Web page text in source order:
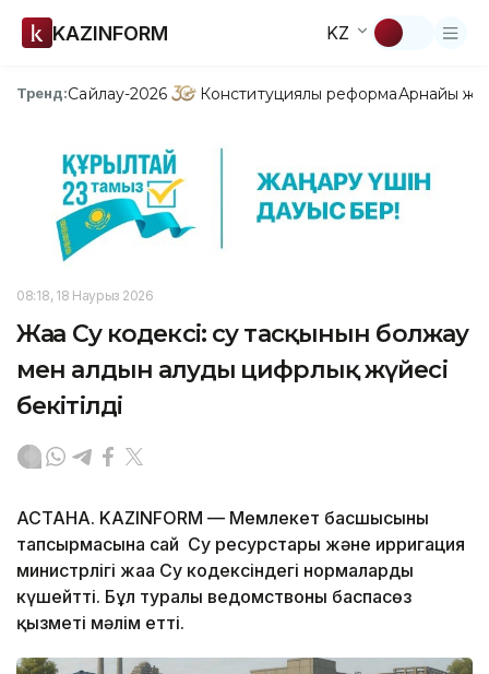
KAZINFORM KZ
Тренд:Сайлау-2026 Конституциялық реформаАрнайы
08:18, 18 Наурыз 2026
Жаңа Су кодексі: су тасқынын болжау
мен алдын алудың цифрлық жүйесі
бекітілді
АСТАНА. KAZINFORM — Мемлекет басшысының
тапсырмасына сай Су ресурстары және ирригация
министрлігі жаңа Су кодексіндегі нормаларды
күшейтті. Бұл туралы ведомствоның баспасөз
қызметі мәлім етті.